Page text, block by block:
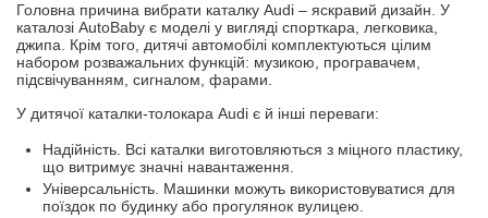
Головна причина вибрати каталку Audi – яскравий дизайн. У
каталозі AutoBaby є моделі у вигляді спорткара, легковика,
джипа. Крім того, дитячі автомобілі комплектуються цілим
набором розважальних функцій: музикою, програвачем,
підсвічуванням, сигналом, фарами.
У дитячої каталки-толокара Audi є й інші переваги:
Надійність. Всі каталки виготовляються з міцного пластику,
що витримує значні навантаження.
Універсальність. Машинки можуть використовуватися для
поїздок по будинку або прогулянок вулицею.